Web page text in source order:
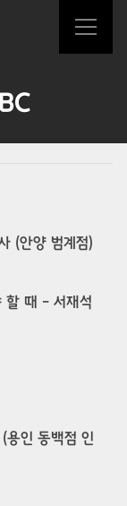
(안양 범계점)
할 때 - 서재석
용인 동백점 인